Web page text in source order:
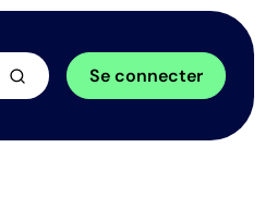
Se connecter
arrow_forward